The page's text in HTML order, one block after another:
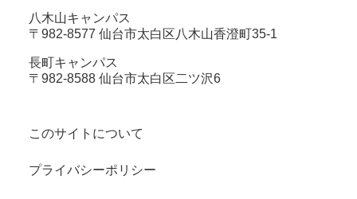
八木山キャンパス
〒982-8577 仙台市太白区八木山香澄町35-1
長町キャンパス
〒982-8588 仙台市太白区二ツ沢6
このサイトについて
プライバシーポリシー